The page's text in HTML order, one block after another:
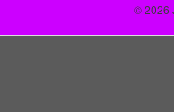
© 2026